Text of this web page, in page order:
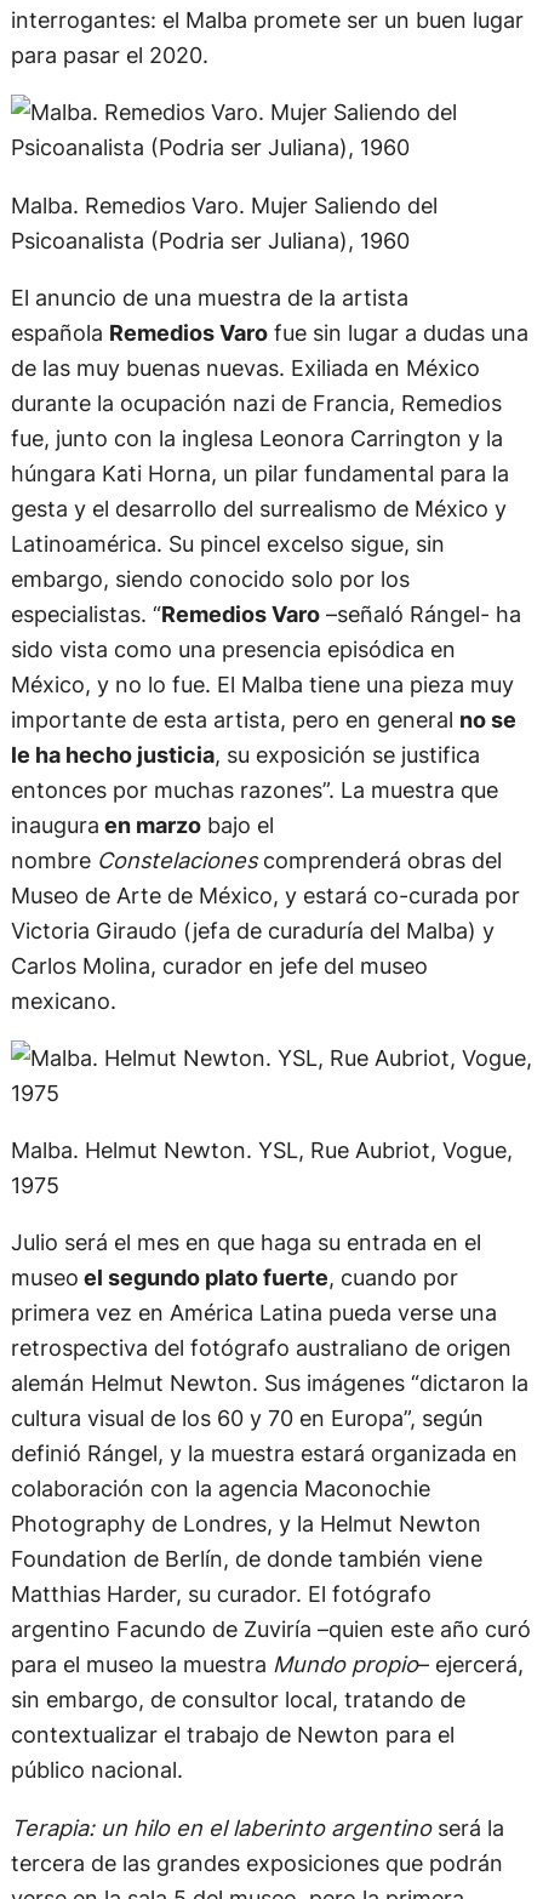
interrogantes: el Malba promete ser un buen lugar
para pasar el 2020.
Malba. Remedios Varo. Mujer Saliendo del
Psicoanalista (Podria ser Juliana), 1960
El anuncio de una muestra de la artista
española Remedios Varofue sin lugar a dudas una
de las muy buenas nuevas. Exiliada en México
durante la ocupación nazi de Francia, Remedios
fue, junto con la inglesa Leonora Carrington y la
húngara Kati Horna, un pilar fundamental para la
gesta y el desarrollo del surrealismo de México y
Latinoamérica. Su pincel excelso sigue, sin
embargo, siendo conocido solo por los
especialistas. “Remedios Varo–señaló Rángel- ha
sido vista como una presencia episódica en
México, y no lo fue. El Malba tiene una pieza muy
importante de esta artista, pero en general no se
le ha hecho justicia, su exposición se justifica
entonces por muchas razones”. La muestra que
inaugura en marzobajo el
nombre Constelacionescomprenderá obras del
Museo de Arte de México, y estará co-curada por
Victoria Giraudo (jefa de curaduría del Malba) y
Carlos Molina, curador en jefe del museo
mexicano.
Malba. Helmut Newton. YSL, Rue Aubriot, Vogue,
1975
Julio será el mes en que haga su entrada en el
museo el segundo plato fuerte, cuando por
primera vez en América Latina pueda verse una
retrospectiva del fotógrafo australiano de origen
alemán Helmut Newton. Sus imágenes “dictaron la
cultura visual de los 60 y 70 en Europa”, según
definió Rángel, y la muestra estará organizada en
colaboración con la agencia Maconochie
Photography de Londres, y la Helmut Newton
Foundation de Berlín, de donde también viene
Matthias Harder, su curador. El fotógrafo
argentino Facundo de Zuviría –quien este año curó
para el museo la muestra Mundo propio– ejercerá,
sin embargo, de consultor local, tratando de
contextualizar el trabajo de Newton para el
público nacional.
Terapia: un hilo en el laberinto argentinoserá la
tercera de las grandes exposiciones que podrán